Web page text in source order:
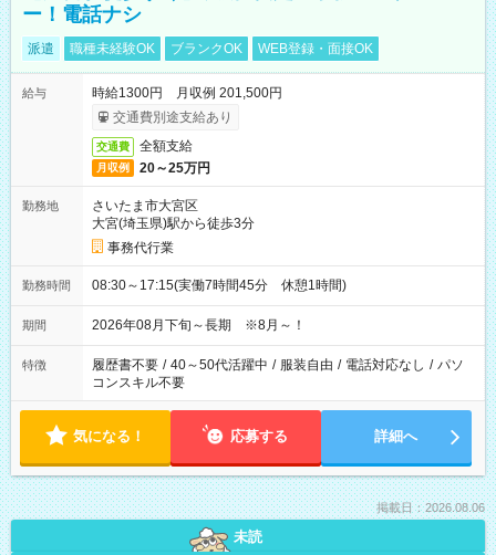
ー！電話ナシ
派遣 職種未経験OK ブランクOK WEB登録・面接OK
給与
時給1300円 月収例 201,500円
交通費別途支給あり
交通費 全額支給
月収例 20～25万円
勤務地
さいたま市大宮区
大宮(埼玉県)駅から徒歩3分
事務代行業
勤務時間 08:30～17:15(実働7時間45分 休憩1時間)
期間 2026年08月下旬～長期 ※8月～！
特徴 履歴書不要 / 40～50代活躍中 / 服装自由 / 電話対応なし / パソ
コンスキル不要
気になる！ 応募する 詳細へ
掲載日：2026.08.06
未読